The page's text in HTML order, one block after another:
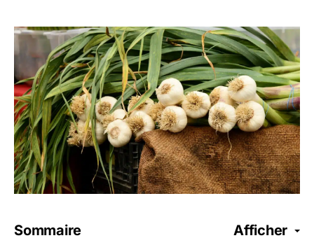
Sommaire Afficher